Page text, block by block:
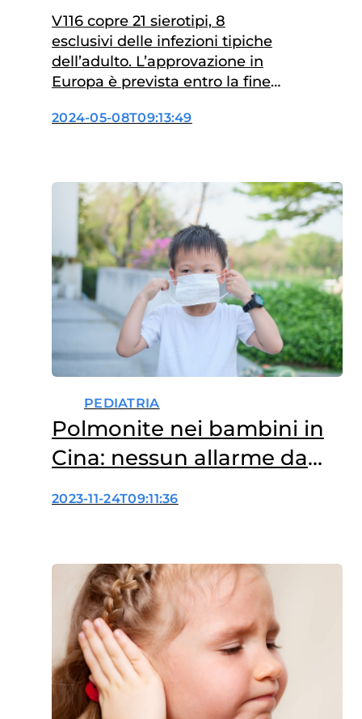
protetti
V116 copre 21 sierotipi, 8
esclusivi delle infezioni tipiche
dell’adulto. L’approvazione in
Europa è prevista entro la fine
contro le polmoniti (e non solo)
2024-05-08T09:13:49
PEDIATRIA
Polmonite nei bambini in
Cina: nessun allarme da
parte dell’OMS
2023-11-24T09:11:36